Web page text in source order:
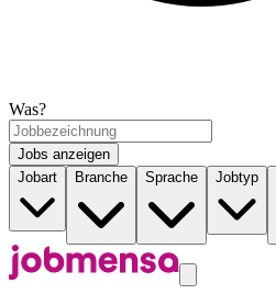
Was?
Jobs anzeigen
Jobart
Branche Sprache Jobtyp